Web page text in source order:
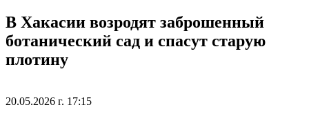
В Хакасии возродят заброшенный
ботанический сад и спасут старую
плотину
20.05.2026 г. 17:15